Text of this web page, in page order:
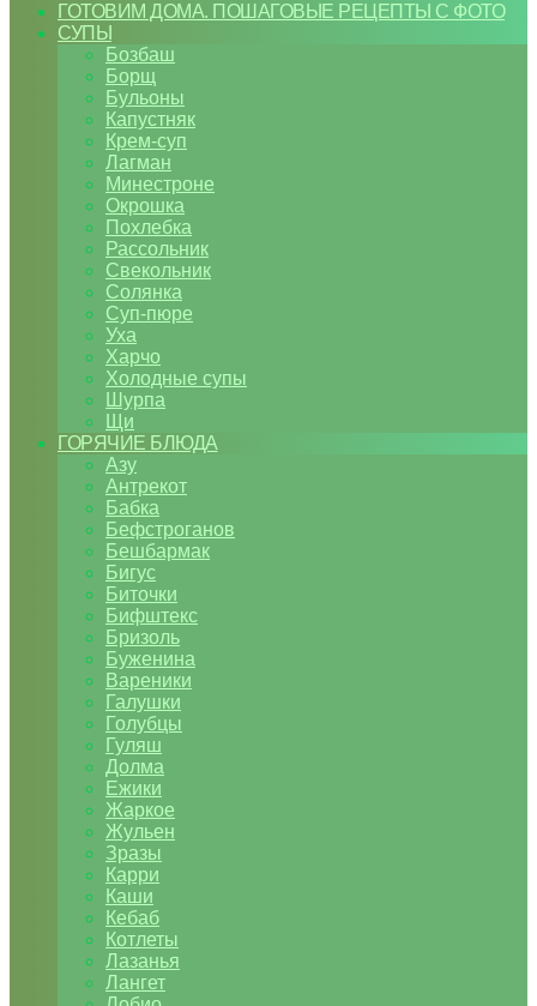
ГОТОВИМ ДОМА. ПОШАГОВЫЕ РЕЦЕПТЫ С ФОТО
СУПЫ
Бозбаш
Борщ
Бульоны
Капустняк
Крем-суп
Лагман
Минестроне
Окрошка
Похлебка
Рассольник
Свекольник
Солянка
Суп-пюре
Уха
Харчо
Холодные супы
Шурпа
Щи
ГОРЯЧИЕ БЛЮДА
Азу
Антрекот
Бабка
Бефстроганов
Бешбармак
Бигус
Биточки
Бифштекс
Бризоль
Буженина
Вареники
Галушки
Голубцы
Гуляш
Долма
Ежики
Жаркое
Жульен
Зразы
Карри
Каши
Кебаб
Котлеты
Лазанья
Лангет